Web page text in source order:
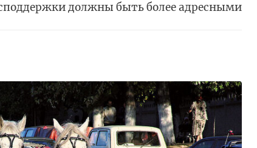
должны быть более адресными